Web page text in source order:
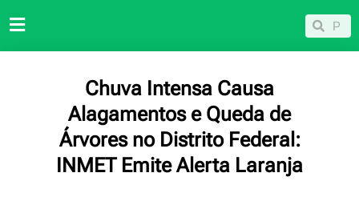
para
Pesquisar
Chuva Intensa Causa
Alagamentos e Queda de
Árvores no Distrito Federal:
INMET Emite Alerta Laranja